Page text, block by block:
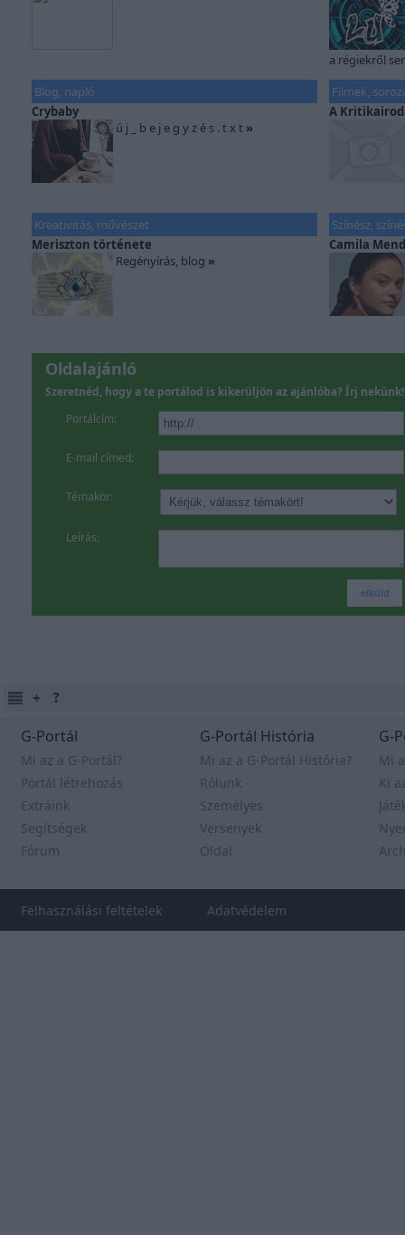
a régiekről
Blog, napló
Crybaby
ú j _ b e j e g y z é s . t x t »
Filmek,
A
Kreativitás, művészet
Meriszton története
Regényírás, blog »
Színész,
Camila
Oldalajánló
Szeretnéd, hogy a te portálod is kikerüljön az ajánlóba? Írj nekünk!
Portálcím:
E-mail címed:
Témakör:
Leírás:
G-Portál
Mi az a G-Portál?
Portál létrehozás
Extráink
Segítségek
Fórum
G-Portál História
Mi az a G-Portál História?
Rólunk
Személyes
Versenyek
Oldal
G-
Mi
Ki
Felhasználási feltételek Adatvédelem